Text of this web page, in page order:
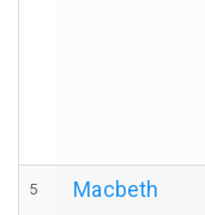
5 Macbeth